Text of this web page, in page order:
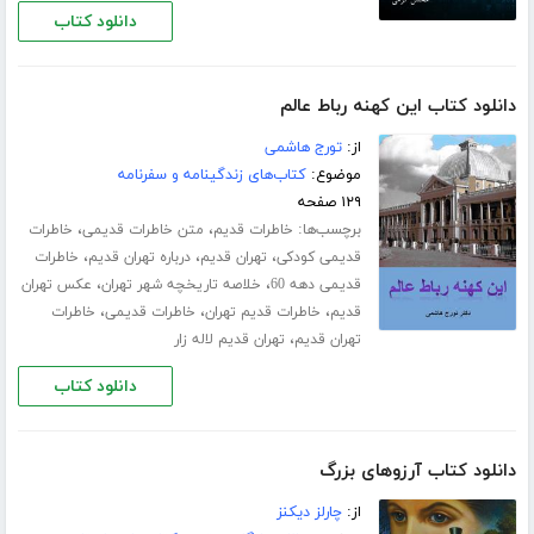
دانلود کتاب
دانلود کتاب این کهنه رباط عالم
از:تورج هاشمی
موضوع:کتاب‌های زندگینامه و سفرنامه
۱۲۹ صفحه
برچسب‌ها: خاطرات قدیم، متن خاطرات قدیمی، خاطرات
قدیمی کودکی، تهران قدیم،درباره تهران قدیم، خاطرات
قدیمی دهه 60
، خلاصه تاریخچه شهر تهران، عکس تهران
قدیم، خاطرات قدیم تهران، خاطرات قدیمی، خاطرات
تهران قدیم، تهران قدیم لاله زار
دانلود کتاب
دانلود کتاب آرزوهای بزرگ
از:چارلز دیکنز